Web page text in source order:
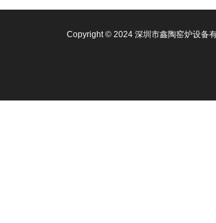
Copyright © 2024 深圳市鑫陶窑炉设备